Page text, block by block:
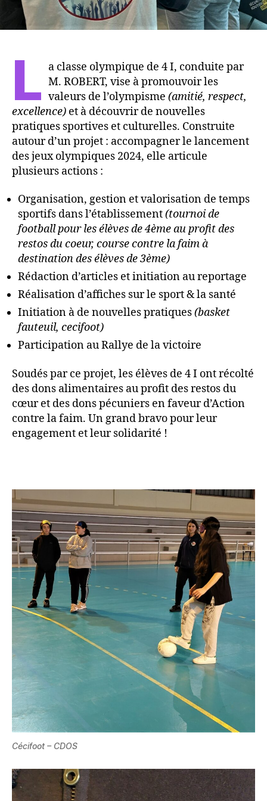
L a classe olympique de 4 I, conduite par
M. ROBERT, vise à promouvoir les
valeurs de l’olympisme (amitié, respect,
excellence) et à découvrir de nouvelles
pratiques sportives et culturelles. Construite
autour d’un projet : accompagner le lancement
des jeux olympiques 2024, elle articule
plusieurs actions :
Organisation, gestion et valorisation de temps
sportifs dans l’établissement(tournoi de
football pour les élèves de 4ème au profit des
restos du coeur, course contre la faim à
destination des élèves de 3ème)
Rédaction d’articles et initiation au reportage
Réalisation d’affiches sur le sport & la santé
Initiation à de nouvelles pratiques(basket
fauteuil, cecifoot)
Participation au Rallye de la victoire
Soudés par ce projet, les élèves de 4 I ont récolté
des dons alimentaires au profit des restos du
cœur et des dons pécuniers en faveur d’Action
contre la faim. Un grand bravo pour leur
engagement et leur solidarité !
Cécifoot – CDOS